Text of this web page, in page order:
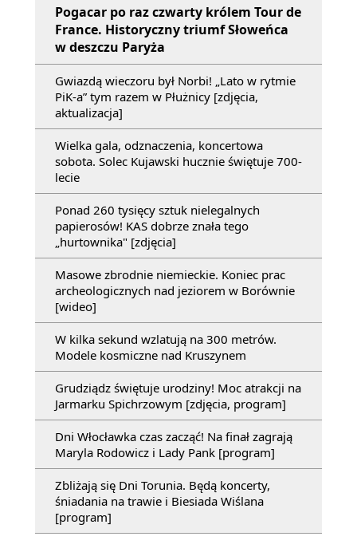
Pogacar po raz czwarty królem Tour de
France. Historyczny triumf Słoweńca
w deszczu Paryża
Gwiazdą wieczoru był Norbi! „Lato w rytmie
PiK-a” tym razem w Płużnicy [zdjęcia,
aktualizacja]
Wielka gala, odznaczenia, koncertowa
sobota. Solec Kujawski hucznie świętuje 700-
lecie
Ponad 260 tysięcy sztuk nielegalnych
papierosów! KAS dobrze znała tego
„hurtownika" [zdjęcia]
Masowe zbrodnie niemieckie. Koniec prac
archeologicznych nad jeziorem w Borównie
[wideo]
W kilka sekund wzlatują na 300 metrów.
Modele kosmiczne nad Kruszynem
Grudziądz świętuje urodziny! Moc atrakcji na
Jarmarku Spichrzowym [zdjęcia, program]
Dni Włocławka czas zacząć! Na finał zagrają
Maryla Rodowicz i Lady Pank [program]
Zbliżają się Dni Torunia. Będą koncerty,
śniadania na trawie i Biesiada Wiślana
[program]